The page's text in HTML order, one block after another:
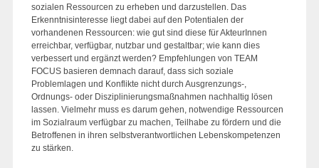
sozialen Ressourcen zu erheben und darzustellen. Das
Erkenntnisinteresse liegt dabei auf den Potentialen der
vorhandenen Ressourcen: wie gut sind diese für AkteurInnen
erreichbar, verfügbar, nutzbar und gestaltbar; wie kann dies
verbessert und ergänzt werden? Empfehlungen von TEAM
FOCUS basieren demnach darauf, dass sich soziale
Problemlagen und Konflikte nicht durch Ausgrenzungs-,
Ordnungs- oder Disziplinierungsmaßnahmen nachhaltig lösen
lassen. Vielmehr muss es darum gehen, notwendige Ressourcen
im Sozialraum verfügbar zu machen, Teilhabe zu fördern und die
Betroffenen in ihren selbstverantwortlichen Lebenskompetenzen
zu stärken.